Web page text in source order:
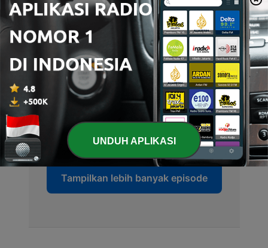
- Aku Bersyukur Part 2
12 - Ya.. Aku Bisa Tanpamu
13 Sep 2022
Thankyou Agustus!
27 Sep 2021
8 Cinta itu..
13 Sep 2021
Tampilkan lebih banyak episode
UNDUH APLIKASI